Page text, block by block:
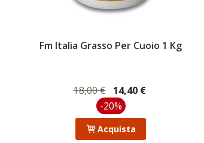
Aggiungi alla lista dei desideri
Fm Italia Grasso Per Cuoio 1 Kg
18,00 €
14,40 €
-20%
Acquista